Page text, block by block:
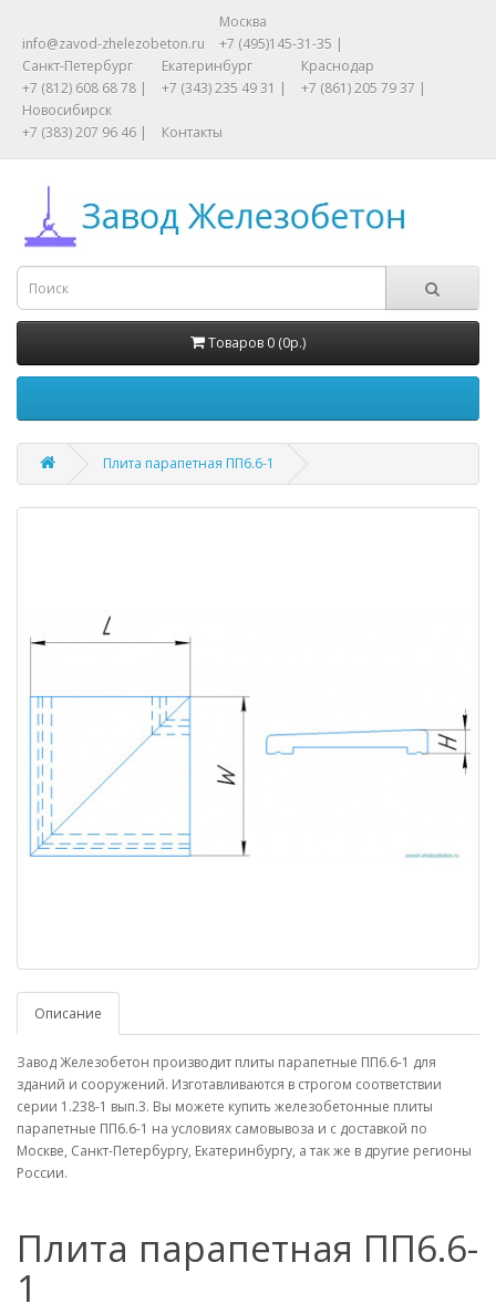
info@zavod-zhelezobeton.ru
Москва
+7 (495)145-31-35 |
Санкт-Петербург
+7 (812) 608 68 78 |
Екатеринбург
+7 (343) 235 49 31 |
Краснодар
+7 (861) 205 79 37 |
Новосибирск
+7 (383) 207 96 46 |
Контакты
Товаров 0 (0р.)
Плита парапетная ПП6.6-1
Описание
Завод Железобетон производит плиты парапетные ПП6.6-1 для
зданий и сооружений. Изготавливаются в строгом соответствии
серии 1.238-1 вып.3. Вы можете купить железобетонные плиты
парапетные ПП6.6-1 на условиях самовывоза и с доставкой по
Москве, Санкт-Петербургу, Екатеринбургу, а так же в другие регионы
России.
Плита парапетная ПП6.6-
1